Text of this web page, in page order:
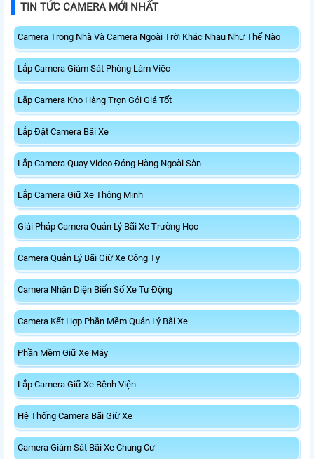
TIN TỨC CAMERA MỚI NHẤT
Camera Trong Nhà Và Camera Ngoài Trời Khác Nhau Như Thế Nào
Lắp Camera Giám Sát Phòng Làm Việc
Lắp Camera Kho Hàng Trọn Gói Giá Tốt
Lắp Đặt Camera Bãi Xe
Lắp Camera Quay Video Đóng Hàng Ngoài Sàn
Lắp Camera Giữ Xe Thông Minh
Giải Pháp Camera Quản Lý Bãi Xe Trường Học
Camera Quản Lý Bãi Giữ Xe Công Ty
Camera Nhận Diện Biển Số Xe Tự Động
Camera Kết Hợp Phần Mềm Quản Lý Bãi Xe
Phần Mềm Giữ Xe Máy
Lắp Camera Giữ Xe Bệnh Viện
Hệ Thống Camera Bãi Giữ Xe
Camera Giám Sát Bãi Xe Chung Cư